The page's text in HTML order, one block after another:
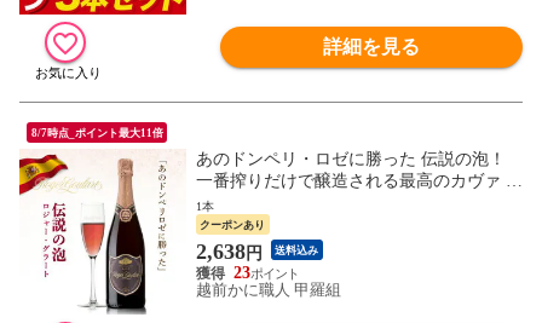
詳細を見る
8/7時点_ポイント最大11倍
あのドンペリ・ロゼに勝った 伝説の泡！
一番搾りだけで醸造される最高のカヴァ ロ
ジャーグラート カヴァ ロゼ ブリュット 75
0ml スパークリング 泡 ワイン ロゼ スペイ
ン カバ カヴァ 送料無料
1本
クーポンあり
2,638円 送料込み
23
越前かに職人 甲羅組